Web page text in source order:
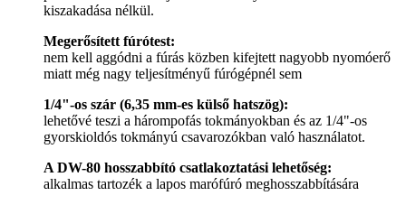
kiszakadása nélkül.
Megerősített fúrótest:
nem kell aggódni a fúrás közben kifejtett nagyobb nyomóerő
miatt még nagy teljesítményű fúrógépnél sem
1/4"-os szár (6,35 mm-es külső hatszög):
lehetővé teszi a hárompofás tokmányokban és az 1/4"-os
gyorskioldós tokmányú csavarozókban való használatot.
A DW-80 hosszabbító csatlakoztatási lehetőség:
alkalmas tartozék a lapos marófúró meghosszabbítására